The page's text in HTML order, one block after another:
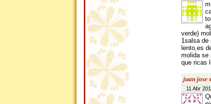
verde)
1salsa de
lento,es
molida se
que ricas
juan jose
11 Abr